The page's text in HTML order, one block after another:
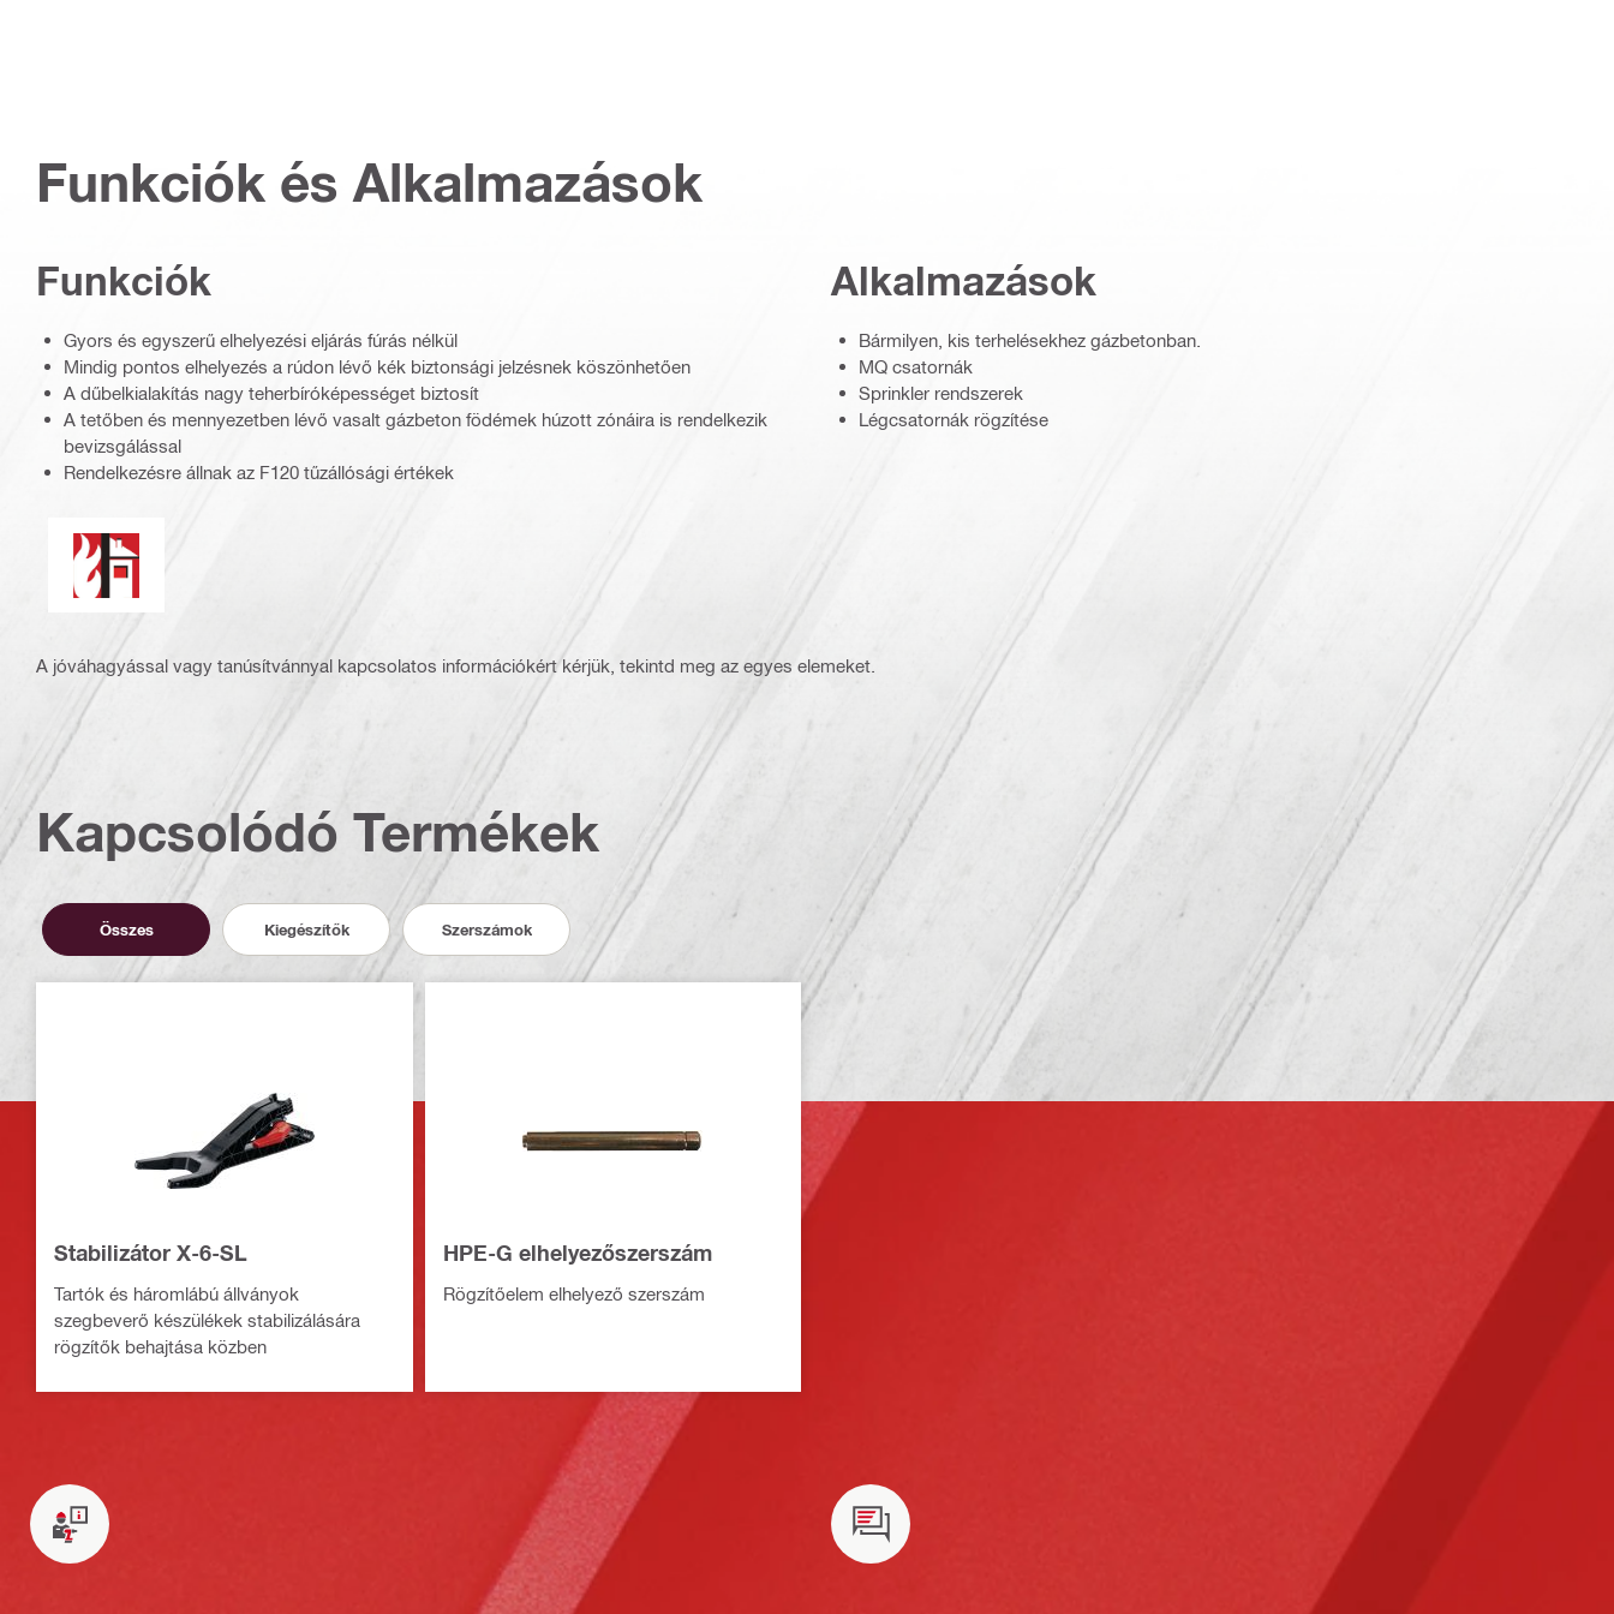
Funkciók és Alkalmazások
Funkciók
Gyors és egyszerű elhelyezési eljárás fúrás nélkül
Mindig pontos elhelyezés a rúdon lévő kék biztonsági jelzésnek köszönhetően
A dűbelkialakítás nagy teherbíróképességet biztosít
A tetőben és mennyezetben lévő vasalt gázbeton födémek húzott zónáira is rendelkezik
bevizsgálással
Rendelkezésre állnak az F120 tűzállósági értékek
Tűzállóság
Alkalmazások
Bármilyen, kis terhelésekhez gázbetonban.
MQ csatornák
Sprinkler rendszerek
Légcsatornák rögzítése
A jóváhagyással vagy tanúsítvánnyal kapcsolatos információkért kérjük, tekintd meg az egyes elemeket.
Kapcsolódó Termékek
Összes Kiegészítők Szerszámok
Stabilizátor X-6-SL
Tartók és háromlábú állványok
szegbeverő készülékek stabilizálására
rögzítők behajtása közben
HPE-G elhelyezőszerszám
Rögzítőelem elhelyező szerszám